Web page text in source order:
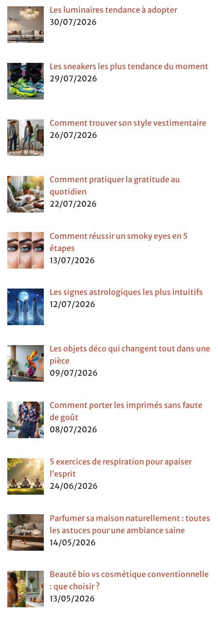
Les luminaires tendance à adopter
30/07/2026
Les sneakers les plus tendance du moment
29/07/2026
Comment trouver son style vestimentaire
26/07/2026
Comment pratiquer la gratitude au
quotidien
22/07/2026
Comment réussir un smoky eyes en 5
étapes
13/07/2026
Les signes astrologiques les plus intuitifs
12/07/2026
Les objets déco qui changent tout dans une
pièce
09/07/2026
Comment porter les imprimés sans faute
de goût
08/07/2026
5 exercices de respiration pour apaiser
l’esprit
24/06/2026
Parfumer sa maison naturellement : toutes
les astuces pour une ambiance saine
14/05/2026
Beauté bio vs cosmétique conventionnelle
: que choisir ?
13/05/2026